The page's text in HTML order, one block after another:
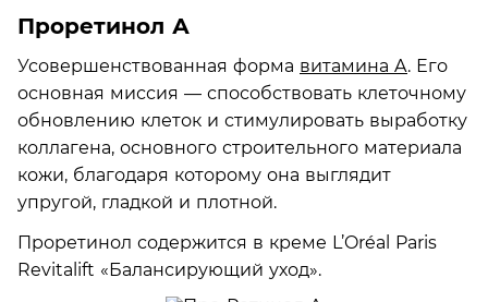
Проретинол А
Усовершенствованная форма витамина A. Его
основная миссия — способствовать клеточному
обновлению клеток и стимулировать выработку
коллагена, основного строительного материала
кожи, благодаря которому она выглядит
упругой, гладкой и плотной.
Проретинол содержится в креме L’Oréal Paris
Revitalift «Балансирующий уход».